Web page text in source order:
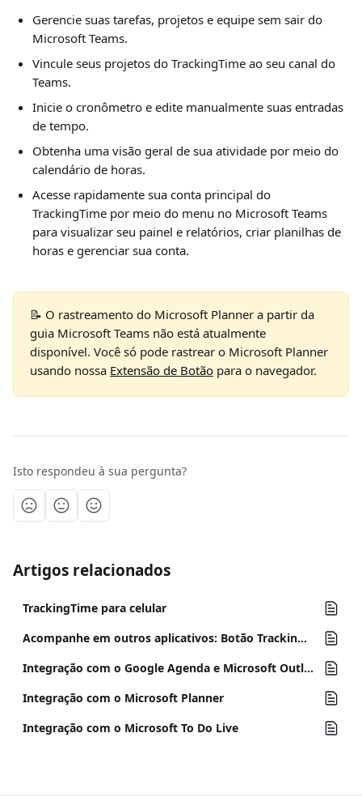
Gerencie suas tarefas, projetos e equipe sem sair do
Microsoft Teams.
Vincule seus projetos do TrackingTime ao seu canal do
Teams.
Inicie o cronômetro e edite manualmente suas entradas
de tempo.
Obtenha uma visão geral de sua atividade por meio do
calendário de horas.
Acesse rapidamente sua conta principal do
TrackingTime por meio do menu no Microsoft Teams
para visualizar seu painel e relatórios, criar planilhas de
horas e gerenciar sua conta.
📝 O rastreamento do Microsoft Planner a partir da
guia Microsoft Teams não está atualmente
disponível. Você só pode rastrear o Microsoft Planner
usando nossa Extensão de Botão para o navegador.
Isto respondeu à sua pergunta?
Artigos relacionados
TrackingTime para celular
Acompanhe em outros aplicativos: Botão TrackingTime
Integração com o Google Agenda e Microsoft Outlook Calendar
Integração com o Microsoft Planner
Integração com o Microsoft To Do Live